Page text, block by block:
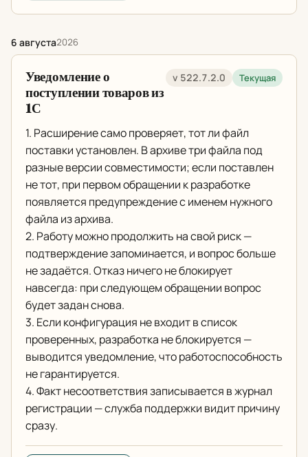
6 августа2026
Уведомление о
поступлении товаров из
1С
v 522.7.2.0 Текущая
1. Расширение само проверяет, тот ли файл
поставки установлен. В архиве три файла под
разные версии совместимости; если поставлен
не тот, при первом обращении к разработке
появляется предупреждение с именем нужного
файла из архива.
2. Работу можно продолжить на свой риск —
подтверждение запоминается, и вопрос больше
не задаётся. Отказ ничего не блокирует
навсегда: при следующем обращении вопрос
будет задан снова.
3. Если конфигурация не входит в список
проверенных, разработка не блокируется —
выводится уведомление, что работоспособность
не гарантируется.
4. Факт несоответствия записывается в журнал
регистрации — служба поддержки видит причину
сразу.